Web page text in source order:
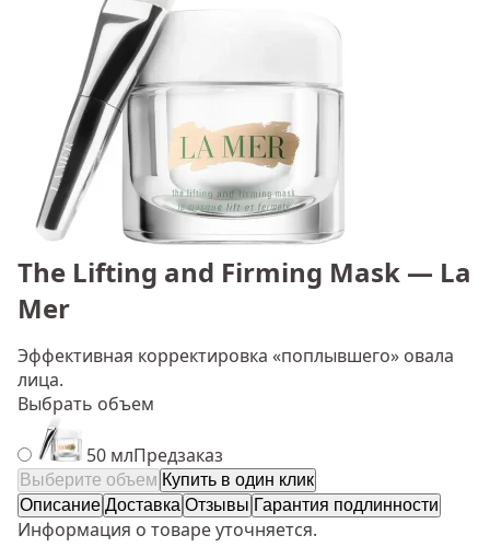
The Lifting and Firming Mask — La
Mer
Эффективная корректировка «поплывшего» овала
лица.
Выбрать объем
50 млПредзаказ
Выберите объем Купить в один клик
Описание Доставка Отзывы Гарантия подлинности
Информация о товаре уточняется.